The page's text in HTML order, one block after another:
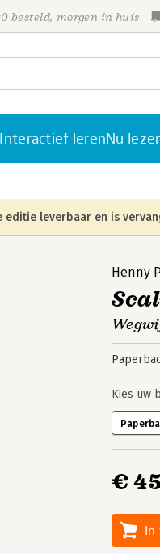
besteld, morgen in huis
Interactief lerenNu
editie leverbaar en is
Henny
Kies uw
€
In